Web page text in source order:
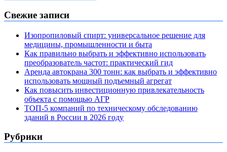
Свежие записи
Изопропиловый спирт: универсальное решение для
медицины, промышленности и быта
Как правильно выбрать и эффективно использовать
преобразователь частот: практический гид
Аренда автокрана 300 тонн: как выбрать и эффективно
использовать мощный подъемный агрегат
Как повысить инвестиционную привлекательность
объекта с помощью АГР
ТОП-5 компаний по техническому обследованию
зданий в России в 2026 году
Рубрики